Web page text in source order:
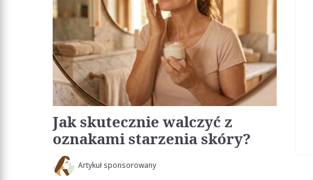
Jak skutecznie walczyć z
oznakami starzenia skóry?
Artykuł sponsorowany